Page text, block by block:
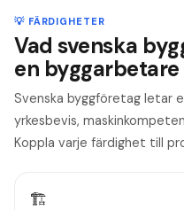
💡 FÄRDIGHETER
Vad svenska
en byggarbetare
Svenska byggföretag letar
yrkesbevis,
Koppla varje färdighet till
🏗️